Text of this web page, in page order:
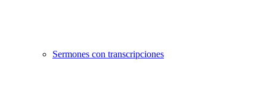
Sermones con transcripciones